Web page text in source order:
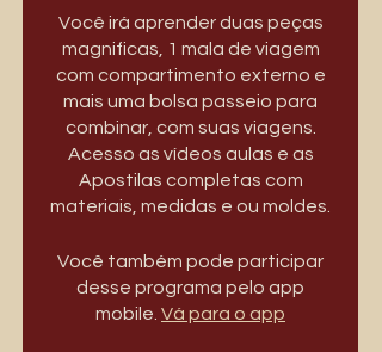
Você irá aprender duas peças
magnificas, 1 mala de viagem
com compartimento externo e
mais uma bolsa passeio para
combinar, com suas viagens.
Acesso as vídeos aulas e as
Apostilas completas com
materiais, medidas e ou moldes.
Você também pode participar
desse programa pelo app
mobile. Vá para o app